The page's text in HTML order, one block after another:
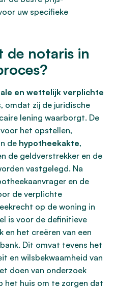
uw specifieke
de notaris in
en wettelijk verplichte
omdat zij de juridische
lening waarborgt. De
het opstellen,
de hypotheekakte,
de geldverstrekker en de
vastgelegd. Na
en de
de verplichte
op de woning in
is voor de definitieve
en het creëren van een
Dit omvat tevens het
en wilsbekwaamheid van
doen van onderzoek
het huis om te zorgen dat